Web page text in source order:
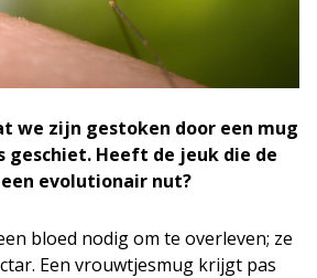
we zijn gestoken door een mug
geschiet. Heeft de jeuk die de
evolutionair nut?
bloed nodig om te overleven; ze
Een vrouwtjesmug krijgt pas